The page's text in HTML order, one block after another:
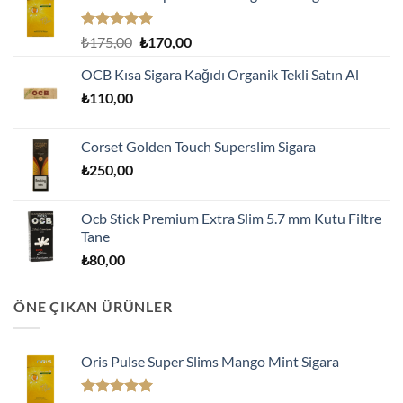
5 üzerinden
oy
aldı
₺175,00 Orijinal
₺175,00.
₺170,00Şu
fiyat:
OCB Kısa Sigara Kağıdı Organik Tekli Satın Al
₺110,00
Corset Golden Touch Superslim Sigara
₺250,00
Ocb Stick Premium Extra Slim 5.7 mm Kutu Filtre
Tane
₺80,00
ÖNE ÇIKAN ÜRÜNLER
Oris Pulse Super Slims Mango Mint Sigara